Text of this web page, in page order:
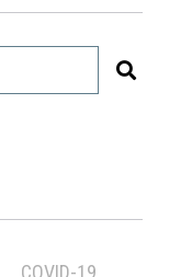
COVID-19